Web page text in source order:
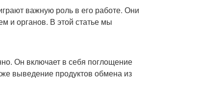
важную роль в его работе. Они
и органов. В этой статье мы
Он включает в себя поглощение
выведение продуктов обмена из